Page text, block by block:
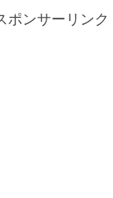
ポンサーリンク